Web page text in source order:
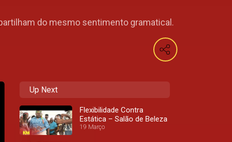
do mesmo sentimento gramatical.
Up Next
Flexibilidade Contra
Estática – Salão de Beleza
19 Março